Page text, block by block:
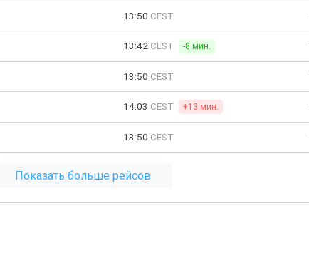
13:50 CEST
13:42 CEST -8 мин.
13:50 CEST
14:03 CEST +13 мин.
13:50 CEST
Показать больше рейсов